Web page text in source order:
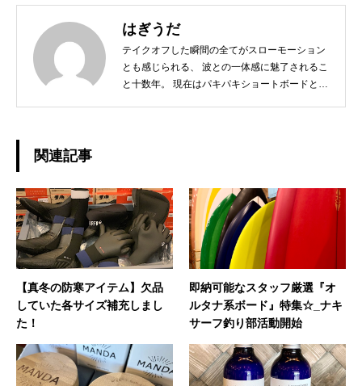
はぎうだ
テイクオフした瞬間の全てがスローモーション
とも感じられる、 波との一体感に魅了されるこ
と十数年。 現在はパキパキショートボードとは
の釣りやアウトドア、愛猫との日常などもご紹
介できればと思います！ どうぞよろしくお願い
いたします。◆担当業務：店舗運営・WEBサイ
ト運営・企画・プロモーション◆東京都出身：
一宮町在住 ◆誕生日：1983年4月29日
関連記事
【真冬の防寒アイテム】欠品
していた各サイズ補充しまし
た！
即納可能なスタッフ厳選『オ
ルタナ系ボード』特集☆_ナキ
サーフ釣り部活動開始